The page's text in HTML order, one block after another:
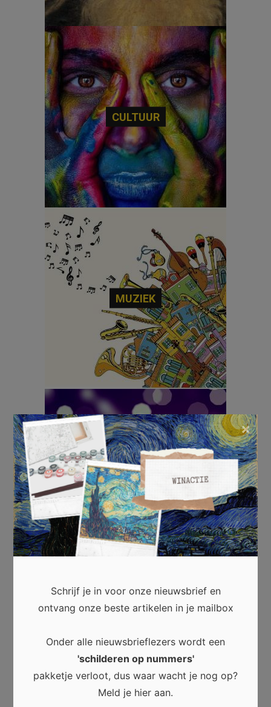
CULTUUR
MUZIEK
LICHAAM EN GEEST
REIZEN
Schrijf je in voor onze nieuwsbrief en
ontvang onze beste artikelen in je mailbox
Onder alle nieuwsbrieflezers wordt een
'schilderen op nummers'
pakketje verloot, dus waar wacht je nog op?
Meld je hier aan.
×